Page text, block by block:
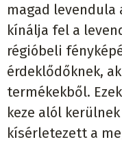
magad levendula
kínálja fel a
régióbeli
érdeklődőknek,
termékekből.
keze alól
kísérletezett a